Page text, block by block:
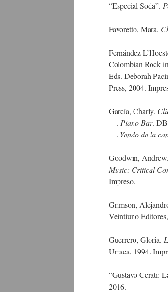
“Especial Soda”.
Favoretto, Mara.
Fernández
Colombian Rock
Eds. Deborah
Press, 2004.
García, Charly.
---. Piano Bar.
---. Yendo de la
Goodwin,
Music: Critical
Impreso.
Grimson,
Veintiuno
Guerrero, Gloria.
Urraca, 1994.
“Gustavo Cerati:
2016.